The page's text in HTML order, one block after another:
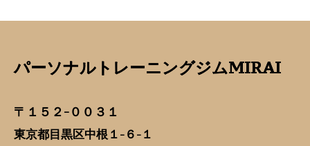
パーソナルトレーニングジムMIRAI
〒１５２-００３１
東京都目黒区中根１-６-１